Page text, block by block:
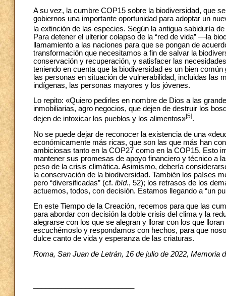
A su vez, la cumbre COP15 sobre la biodiversidad, que
gobiernos una importante oportunidad para adoptar un
la extinción de las especies. Según la antigua sabiduría
Para detener el ulterior colapso de la “red de vida” ―la
llamamiento a las naciones para que se pongan de
transformación que necesitamos a fin de salvar la
conservación y recuperación, y satisfacer las
teniendo en cuenta que la biodiversidad es un bien
las personas en situación de vulnerabilidad, incluidas las
indígenas, las personas mayores y los jóvenes.
Lo repito: «Quiero pedirles en nombre de Dios a las
inmobiliarias, agro negocios, que dejen de destruir los
dejen de intoxicar los pueblos y los alimentos»[5].
No se puede dejar de reconocer la existencia de una
económicamente más ricas, que son las que más han
ambiciosas tanto en la COP27 como en la COP15. Esto
mantener sus promesas de apoyo financiero y técnico a
peso de la crisis climática. Asimismo, debería
la conservación de la biodiversidad. También los países
pero “diversificadas” (cf. ibíd., 52); los retrasos de los
actuemos, todos, con decisión. Estamos llegando a “un
En este Tiempo de la Creación, recemos para que las
para abordar con decisión la doble crisis del clima y la
alegrarse con los que se alegran y llorar con los que
escuchémoslo y respondamos con hechos, para que
dulce canto de vida y esperanza de las criaturas.
Roma, San Juan de Letrán, 16 de julio de 2022, Memoria